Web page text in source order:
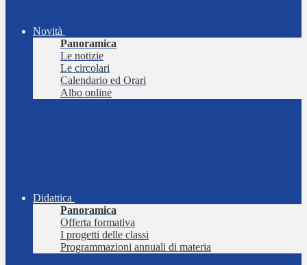
Novità
Panoramica
Le notizie
Le circolari
Calendario ed Orari
Albo online
Didattica
Panoramica
Offerta formativa
I progetti delle classi
Programmazioni annuali di materia